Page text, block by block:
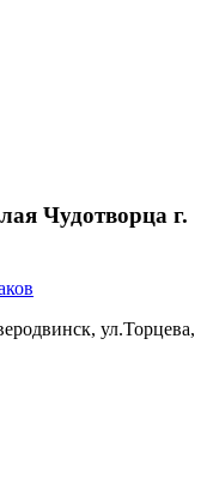
Чудотворца г.
ул.Торцева,